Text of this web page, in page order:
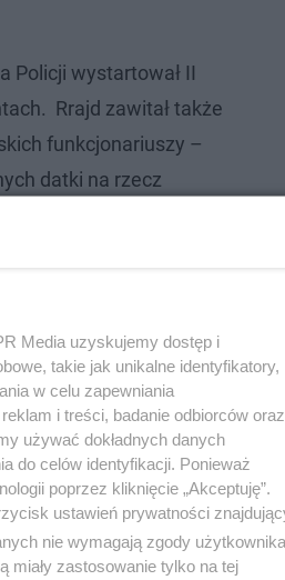
Policji wystartował II
Rrajd zawitał także
funkcjonariuszy –
datki na rzecz
Media uzyskujemy dostęp i
takie jak unikalne identyfikatory,
w celu zapewniania
i treści, badanie odbiorców oraz
używać dokładnych danych
do celów identyfikacji. Ponieważ
poprzez kliknięcie „Akceptuję”.
ustawień prywatności
nie wymagają zgody
miały zastosowanie tylko na tej